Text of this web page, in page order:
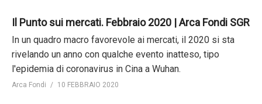
Il Punto sui mercati. Febbraio 2020 | Arca Fondi SGR
In un quadro macro favorevole ai mercati, il 2020 si sta
rivelando un anno con qualche evento inatteso, tipo
l'epidemia di coronavirus in Cina a Wuhan.
Arca Fondi 10 FEBBRAIO 2020